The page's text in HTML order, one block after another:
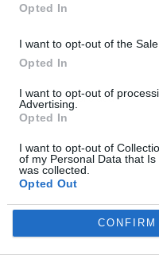
Opted In
I want to opt-out of the
Opted In
I want to opt-out of
Advertising.
Opted In
I want to opt-out of
of my Personal Data that
was collected.
Opted Out
CONFIRM
Publicidad